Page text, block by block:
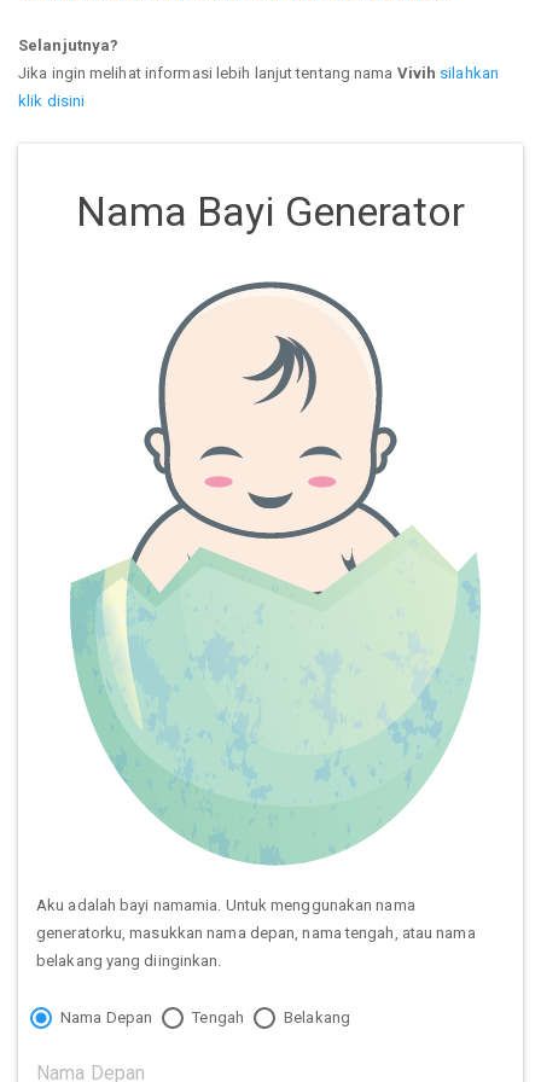
Selanjutnya?
Jika ingin melihat informasi lebih lanjut tentang nama Vivih silahkan
klik disini
Nama Bayi Generator
Aku adalah bayi namamia. Untuk menggunakan nama
generatorku, masukkan nama depan, nama tengah, atau nama
belakang yang diinginkan.
Nama Depan Tengah Belakang